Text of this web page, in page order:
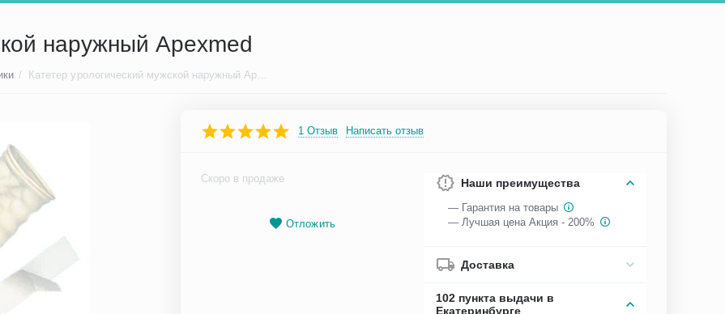
наружный Apexmed
/ Катетер урологический мужской наружный Apexmed
1 Отзыв Написать отзыв
Скоро в продаже
Отложить
Наши преимущества
— Гарантия на товары
— Лучшая цена Акция - 200%
Доставка
102 пункта выдачи в
Екатеринбурге